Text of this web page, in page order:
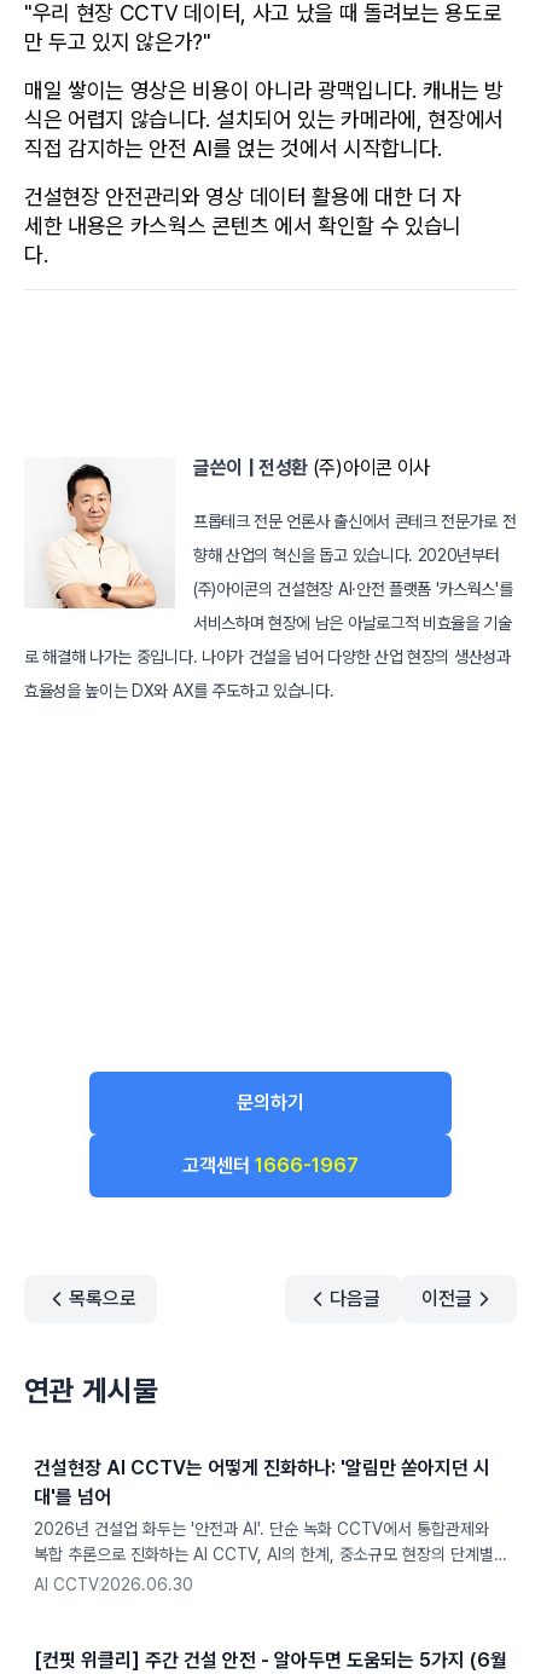
"우리 현장 CCTV 데이터, 사고 났을 때 돌려보는 용도로
만 두고 있지 않은가?"
매일 쌓이는 영상은 비용이 아니라 광맥입니다. 캐내는 방
식은 어렵지 않습니다. 설치되어 있는 카메라에, 현장에서
직접 감지하는 안전 AI를 얹는 것에서 시작합니다.
건설현장 안전관리와 영상 데이터 활용에 대한 더 자
세한 내용은 카스웍스 콘텐츠 에서 확인할 수 있습니
다.
글쓴이 | 전성환 (주)아이콘 이사
프롭테크 전문 언론사 출신에서 콘테크 전문가로 전
향해 산업의 혁신을 돕고 있습니다. 2020년부터
(주)아이콘의 건설현장 AI·안전 플랫폼 '카스웍스'를
서비스하며 현장에 남은 아날로그적 비효율을 기술
로 해결해 나가는 중입니다. 나아가 건설을 넘어 다양한 산업 현장의 생산성과
효율성을 높이는 DX와 AX를 주도하고 있습니다.
문의하기
고객센터 1666-1967
목록으로 다음글 이전글
연관 게시물
건설현장 AI CCTV는 어떻게 진화하나: '알림만 쏟아지던 시
대'를 넘어
2026년 건설업 화두는 '안전과 AI'. 단순 녹화 CCTV에서 통합관제와
복합 추론으로 진화하는 AI CCTV, AI의 한계, 중소규모 현장의 단계별
도입법, 산안비 100% 계상까지 정리했습니다
AI CCTV2026.06.30
[컨핏 위클리] 주간 건설 안전 - 알아두면 도움되는 5가지 (6월